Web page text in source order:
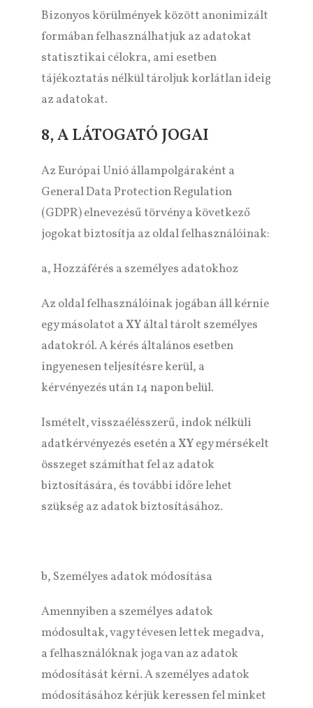
Bizonyos körülmények között anonimizált
formában felhasználhatjuk az adatokat
statisztikai célokra, ami esetben
tájékoztatás nélkül tároljuk korlátlan ideig
az adatokat.
8, A LÁTOGATÓ JOGAI
Az Európai Unió állampolgáraként a
General Data Protection Regulation
(GDPR) elnevezésű törvény a következő
jogokat biztosítja az oldal felhasználóinak:
a, Hozzáférés a személyes adatokhoz
Az oldal felhasználóinak jogában áll kérnie
egy másolatot aXYáltal tárolt személyes
adatokról. A kérés általános esetben
ingyenesen teljesítésre kerül, a
kérvényezés után 14 napon belül.
Ismételt, visszaélésszerű, indok nélküli
adatkérvényezés esetén aXYegy mérsékelt
összeget számíthat fel az adatok
biztosítására, és további időre lehet
szükség az adatok biztosításához.
b, Személyes adatok módosítása
Amennyiben a személyes adatok
módosultak, vagy tévesen lettek megadva,
a felhasználóknak joga van az adatok
módosítását kérni. A személyes adatok
módosításához kérjük keressen fel minket